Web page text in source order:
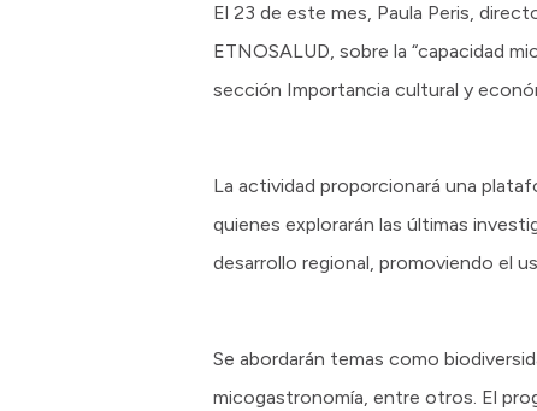
El 23 de este mes, Paula Peris,
ETNOSALUD, sobre la “capacidad
sección Importancia cultural y
La actividad proporcionará una
quienes explorarán las últimas
desarrollo regional, promoviendo el
Se abordarán temas como
micogastronomía, entre otros. El